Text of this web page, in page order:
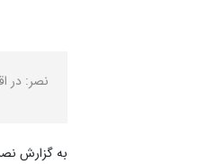
نصر: در
به گزارش